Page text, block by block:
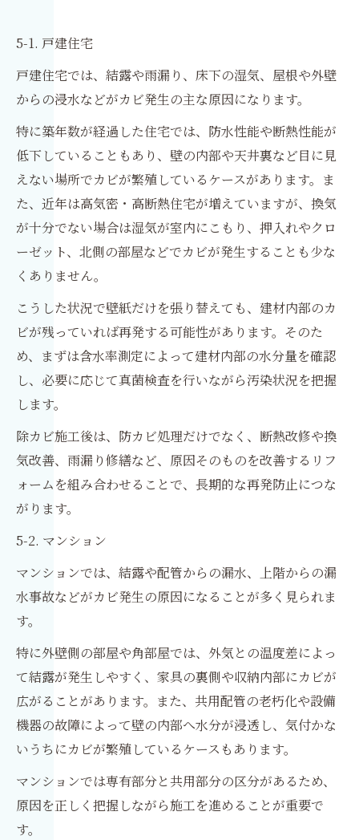
5-1. 戸建住宅
戸建住宅では、結露や雨漏り、床下の湿気、屋根や外壁
からの浸水などがカビ発生の主な原因になります。
特に築年数が経過した住宅では、防水性能や断熱性能が
低下していることもあり、壁の内部や天井裏など目に見
えない場所でカビが繁殖しているケースがあります。ま
た、近年は高気密・高断熱住宅が増えていますが、換気
が十分でない場合は湿気が室内にこもり、押入れやクロ
ーゼット、北側の部屋などでカビが発生することも少な
くありません。
こうした状況で壁紙だけを張り替えても、建材内部のカ
ビが残っていれば再発する可能性があります。そのた
め、まずは含水率測定によって建材内部の水分量を確認
し、必要に応じて真菌検査を行いながら汚染状況を把握
します。
除カビ施工後は、防カビ処理だけでなく、断熱改修や換
気改善、雨漏り修繕など、原因そのものを改善するリフ
ォームを組み合わせることで、長期的な再発防止につな
がります。
5-2. マンション
マンションでは、結露や配管からの漏水、上階からの漏
水事故などがカビ発生の原因になることが多く見られま
す。
特に外壁側の部屋や角部屋では、外気との温度差によっ
て結露が発生しやすく、家具の裏側や収納内部にカビが
広がることがあります。また、共用配管の老朽化や設備
機器の故障によって壁の内部へ水分が浸透し、気付かな
いうちにカビが繁殖しているケースもあります。
マンションでは専有部分と共用部分の区分があるため、
原因を正しく把握しながら施工を進めることが重要で
す。